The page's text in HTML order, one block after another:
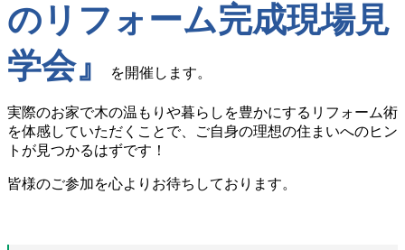
のリフォーム完成現場見
学会』
を開催します。
実際のお家で木の温もりや暮らしを豊かにするリフォーム術
を体感していただくことで、ご自身の理想の住まいへのヒン
トが見つかるはずです！
皆様のご参加を心よりお待ちしております。